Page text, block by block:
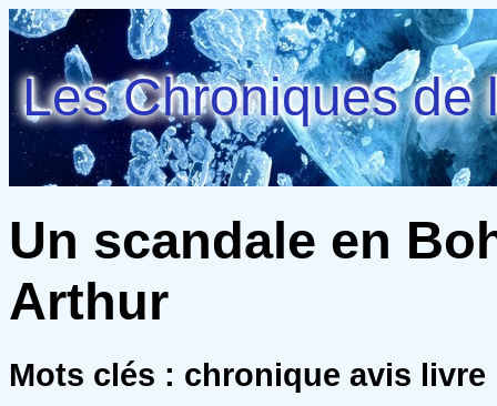
Les Chroniques de
Un scandale en
Arthur
Mots clés : chronique avis